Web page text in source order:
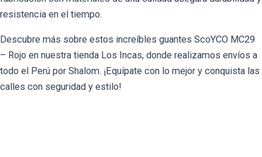
resistencia en el tiempo.
Descubre más sobre estos increíbles guantes ScoYCO MC29
– Rojo en nuestra tienda Los Incas, donde realizamos envíos a
todo el Perú por Shalom. ¡Equípate con lo mejor y conquista las
calles con seguridad y estilo!